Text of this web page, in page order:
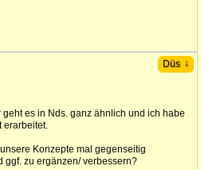
Düs ↓
es in Nds. ganz ähnlich und ich habe
erarbeitet.
Konzepte mal gegenseitig
ggf. zu ergänzen/ verbessern?